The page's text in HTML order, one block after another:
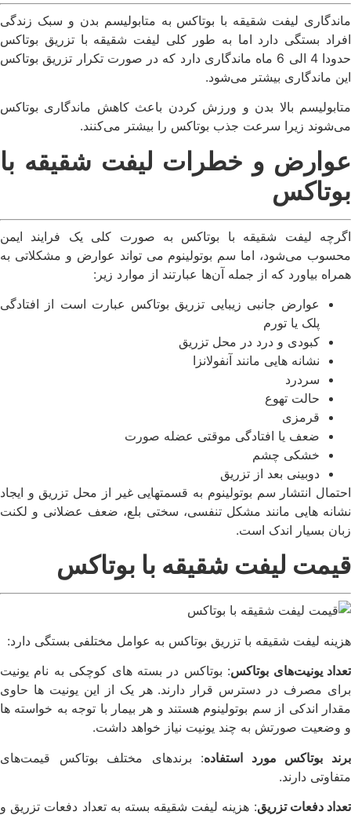
ماندگاری لیفت شقیقه با بوتاکس به متابولیسم بدن و سبک زندگی
افراد بستگی دارد اما به طور کلی لیفت شقیقه با تزریق بوتاکس
حدودا 4 الی 6 ماه ماندگاری دارد که در صورت تکرار تزریق بوتاکس
این ماندگاری بیشتر می‌شود.
متابولیسم بالا بدن و ورزش کردن باعث کاهش ماندگاری بوتاکس
می‌شوند زیرا سرعت جذب بوتاکس را بیشتر می‌کنند.
عوارض و خطرات لیفت شقیقه با
بوتاکس
اگرچه لیفت شقیقه با بوتاکس به صورت کلی یک فرایند ایمن
محسوب می‌شود، اما سم بوتولینوم می تواند عوارض و مشکلاتی به
همراه بیاورد که از جمله آن‌ها عبارتند از موارد زیر:
عوارض جانبی زیبایی تزریق بوتاکس عبارت است از افتادگی
پلک یا تورم
کبودی و درد در محل تزریق
نشانه هایی مانند آنفولانزا
سردرد
حالت تهوع
قرمزی
ضعف یا افتادگی موقتی عضله صورت
خشکی چشم
دوبینی بعد از تزریق
احتمال انتشار سم بوتولینوم به قسمتهایی غیر از محل تزریق و ایجاد
نشانه هایی مانند مشکل تنفسی، سختی بلع، ضعف عضلانی و لکنت
زبان بسیار اندک است.
قیمت لیفت شقیقه با بوتاکس
هزینه لیفت شقیقه با تزریق بوتاکس به عوامل مختلفی بستگی دارد:
تعداد یونیت‌های بوتاکس: بوتاکس در بسته های کوچکی به نام یونیت
برای مصرف در دسترس قرار دارند. هر یک از این یونیت ها حاوی
مقدار اندکی از سم بوتولینوم هستند و هر بیمار با توجه به خواسته ها
و وضعیت صورتش به چند یونیت نیاز خواهد داشت.
برند بوتاکس مورد استفاده: برند‌های مختلف بوتاکس قیمت‌های
متفاوتی دارند.
تعداد دفعات تزریق: هزینه لیفت شقیقه بسته به تعداد دفعات تزریق و